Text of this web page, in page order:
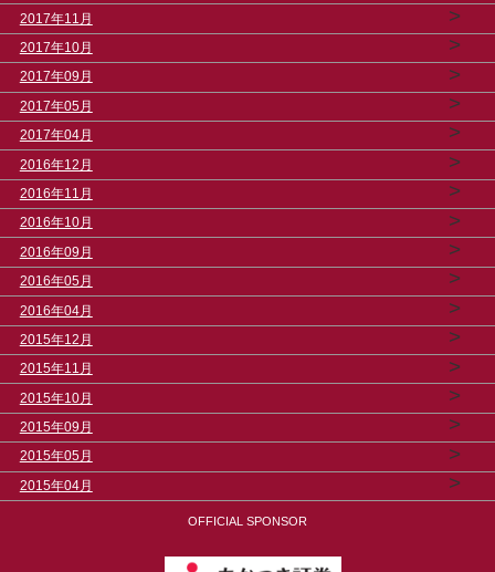
2017年11月 >
2017年10月 >
2017年09月 >
2017年05月 >
2017年04月 >
2016年12月 >
2016年11月 >
2016年10月 >
2016年09月 >
2016年05月 >
2016年04月 >
2015年12月 >
2015年11月 >
2015年10月 >
2015年09月 >
2015年05月 >
2015年04月 >
OFFICIAL SPONSOR